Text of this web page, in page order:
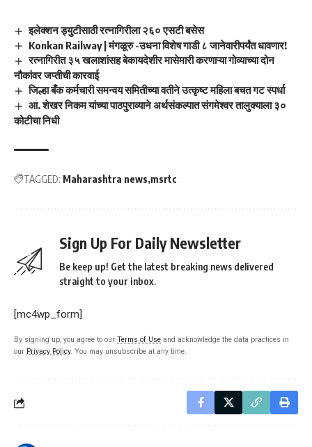
इलेक्शन ड्युटीसाठी रत्नागिरीला २६० एसटी बसेस
Konkan Railway | मंगळूरु -उधना विशेष गाडी ८ जानेवारीपर्यंत धावणार!
रत्नागिरीत ३५ खलाशांसह बेकायदेशीर मासेमारी करणाऱ्या गोव्याच्या दोन
नौकांवर जप्तीची कारवाई
जिल्हा बँक कर्मचारी समन्वय समितीच्या वतीने उत्कृष्ट महिला बचत गट स्पर्धा
आ. शेखर निकम यांच्या पाठपुराव्याने अर्थसंकल्पात संगमेश्वर तालुक्याला ३०
कोटीचा निधी
TAGGED: Maharashtra news msrtc
Sign Up For Daily Newsletter
Be keep up! Get the latest breaking news delivered
straight to your inbox.
[mc4wp_form]
By signing up, you agree to our Terms of Use and acknowledge the data practices in
our Privacy Policy. You may unsubscribe at any time.